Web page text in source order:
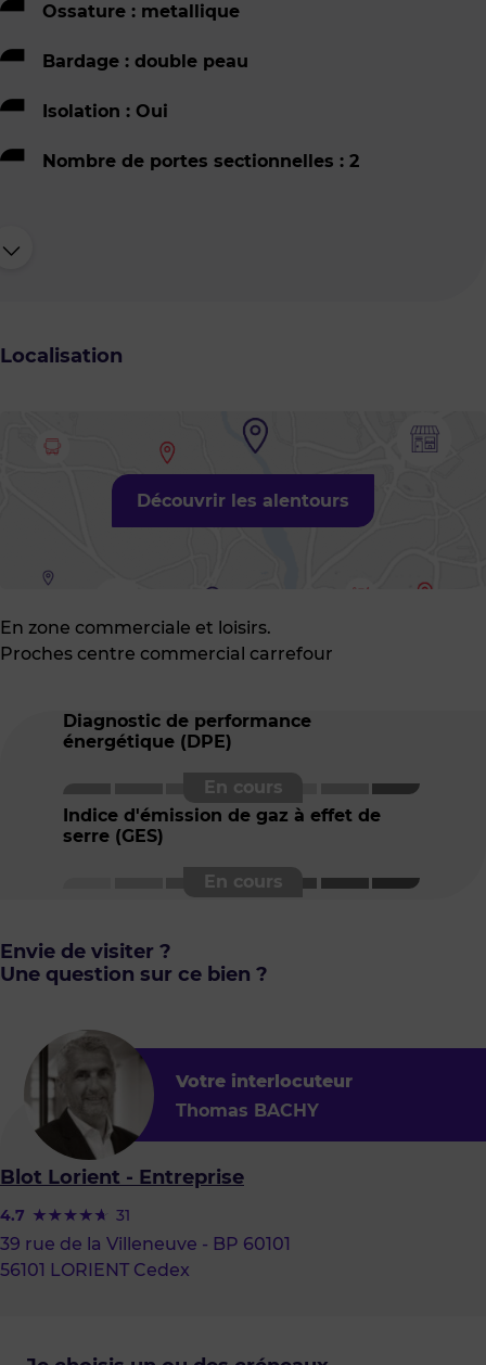
Ossature : metallique
Bardage : double peau
Isolation : Oui
Nombre de portes sectionnelles : 2
Localisation
Découvrir les alentours
En zone commerciale et loisirs.
Proches centre commercial carrefour
Diagnostic de performance
énergétique (DPE)
Indice d'émission de gaz à effet de
serre (GES)
Envie de visiter ?
Une question sur ce bien ?
Votre interlocuteur
Thomas BACHY
Blot Lorient - Entreprise
4.7 31
39 rue de la Villeneuve - BP 60101
56101 LORIENT Cedex